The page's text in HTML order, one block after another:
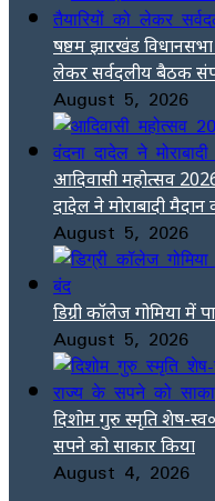
षष्ठम झारखंड
लेकर सर्वदलीय बैठक
August 5, 2026
आदिवासी महोत्सव
दादेल ने मोराबादी मैदान
August 5, 2026
डिग्री कॉलेज गोमिया
August 5, 2026
दिशोम गुरु स्मृति शेष-
सपने को साकार किया
August 4, 2026